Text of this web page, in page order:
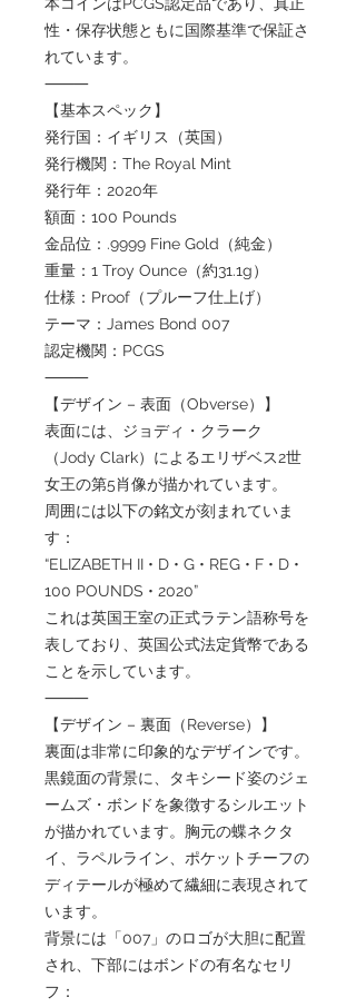
性・保存状態ともに国際基準で保証さ
れています。
⸻
【基本スペック】
発行国：イギリス（英国）
発行機関：The Royal Mint
発行年：2020年
額面：100 Pounds
金品位：.9999 Fine Gold（純金）
重量：1 Troy Ounce（約31.1g）
仕様：Proof（プルーフ仕上げ）
テーマ：James Bond 007
認定機関：PCGS
⸻
【デザイン – 表面（Obverse）】
表面には、ジョディ・クラーク
（Jody Clark）によるエリザベス2世
女王の第5肖像が描かれています。
周囲には以下の銘文が刻まれていま
す：
“ELIZABETH II • D • G • REG • F • D •
100 POUNDS • 2020”
これは英国王室の正式ラテン語称号を
表しており、英国公式法定貨幣である
ことを示しています。
⸻
【デザイン – 裏面（Reverse）】
裏面は非常に印象的なデザインです。
黒鏡面の背景に、タキシード姿のジェ
ームズ・ボンドを象徴するシルエット
が描かれています。胸元の蝶ネクタ
イ、ラペルライン、ポケットチーフの
ディテールが極めて繊細に表現されて
います。
背景には「007」のロゴが大胆に配置
され、下部にはボンドの有名なセリ
フ：